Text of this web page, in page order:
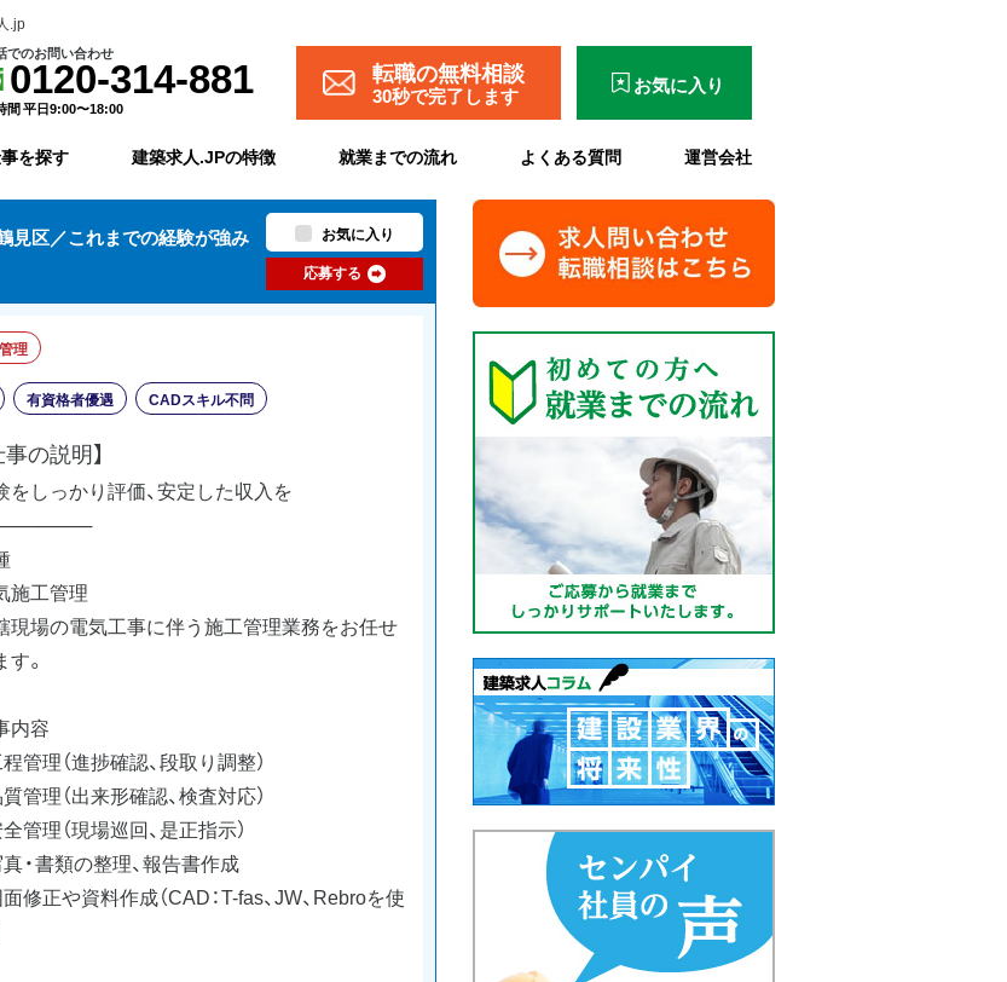
.jp
でのお問い合わせ
0120-314-881
間 平日9:00〜18:00
転職の無料相談
30秒で完了します お気に入り
を探す 建築求人.JPの特徴 就業までの流れ よくある質問 運営会社
見区／これまでの経験が強み
お気に入り
応募する
理
有資格者優遇 CADスキル不問
事の説明】
をしっかり評価、安定した収入を
施工管理
現場の電気工事に伴う施工管理業務をお任せ
す。
内容
程管理（進捗確認、段取り調整）
質管理（出来形確認、検査対応）
全管理（現場巡回、是正指示）
真・書類の整理、報告書作成
面修正や資料作成（CAD：T-fas、JW、Rebroを使